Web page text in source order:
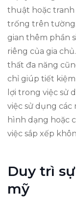
thuật hoặc tranh
trống trên
gian thêm phần
riêng của gia
thất đa năng
chỉ giúp tiết
lợi trong việc sử
việc sử dụng
hình dạng hoặc
việc sắp xếp
Duy trì
mỹ